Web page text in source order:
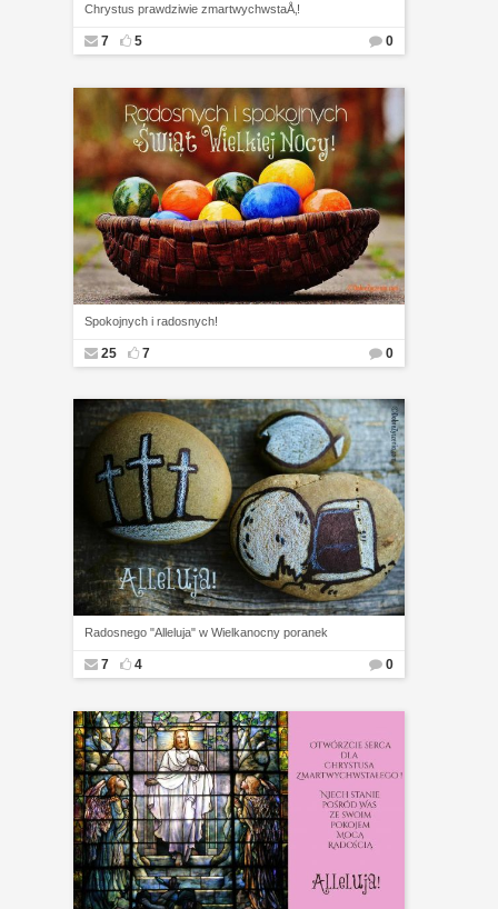
Chrystus prawdziwie zmartwychwstaÅ‚!
7 5 0
Spokojnych i radosnych!
25 7 0
Radosnego "Alleluja" w Wielkanocny poranek
7 4 0